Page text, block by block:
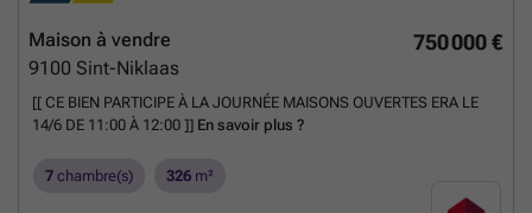
750 000 €
Maison à vendre
9100 Sint-Niklaas
[[ CE BIEN PARTICIPE À LA JOURNÉE MAISONS OUVERTES ERA LE
14/6 DE 11:00 À 12:00 ]] En savoir plus ?
7 chambre(s) 326 m²